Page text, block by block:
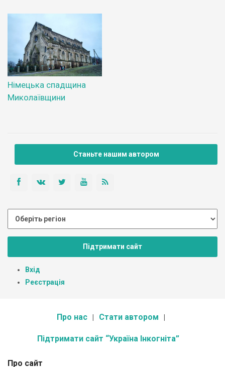
Німецька спадщина
Миколаївщини
Станьте нашим автором
Підтримати сайт
Вхід
Реєстрація
Про нас Стати автором
Підтримати сайт “Україна Інкогніта”
Про сайт